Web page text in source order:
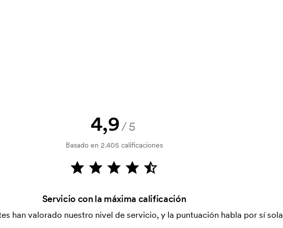
4,9/5
Basado en 2.405 calificaciones
Servicio con la máxima calificación
han valorado nuestro nivel de servicio, y la puntuación habla por sí